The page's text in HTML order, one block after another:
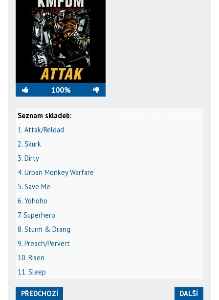
100%
Seznam skladeb:
1. Attak/Reload
2. Skurk
3. Dirty
4. Urban Monkey Warfare
5. Save Me
6. Yohoho
7. Superhero
8. Sturm & Drang
9. Preach/Pervert
10. Risen
11. Sleep
PŘEDCHOZÍ DALŠÍ